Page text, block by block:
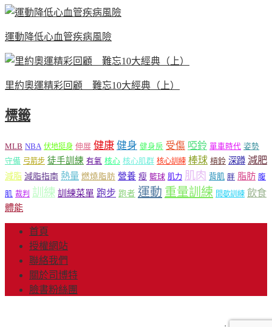
運動降低心血管疾病風險
里約奧運精彩回顧 難忘10大經典（上）
標籤
MLB NBA 伏地挺身 伸展 健康 健身 健身房 受傷 啞鈴 單車時代 姿勢
守備 弓箭步 徒手訓練 有氧 核心 核心肌群 核心訓練 棒球 槓鈴 深蹲 減肥
減脂 減脂指南 熱量 燃燒脂肪 營養 瘦 籃球 肌力 肌肉 背肌 胖 脂肪 腹
肌 裁判 訓練 訓練菜單 跑步 跑者 運動 重量訓練 間歇訓練 飲食
體能
首頁
授權網站
聯絡我們
關於司博特
臉書粉絲團